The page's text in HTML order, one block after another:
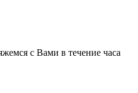
с Вами в течение часа